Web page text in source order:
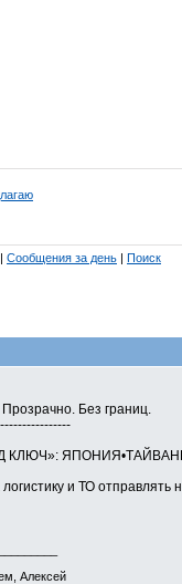
| Сообщения за день | Поиск
Без границ.
КЛЮЧ»:
логистику и ТО отправлять
Алексей